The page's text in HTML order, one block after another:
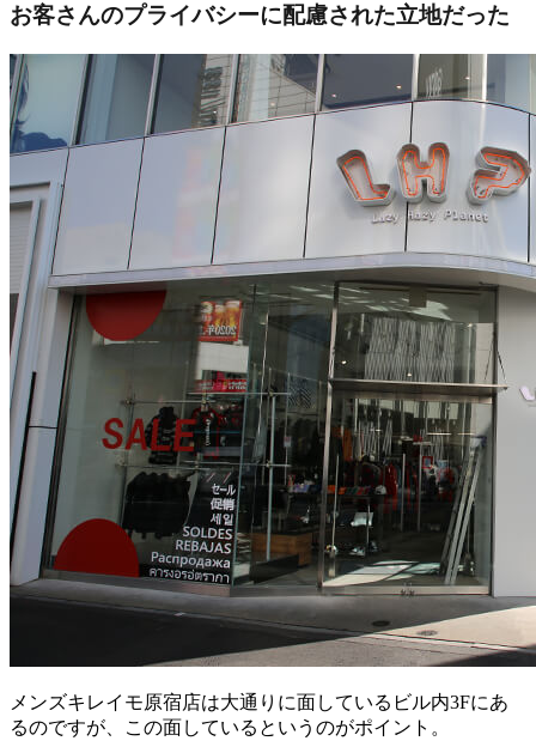
お客さんのプライバシーに配慮された立地だった
メンズキレイモ原宿店は大通りに面しているビル内3Fにあ
るのですが、この面しているというのがポイント。